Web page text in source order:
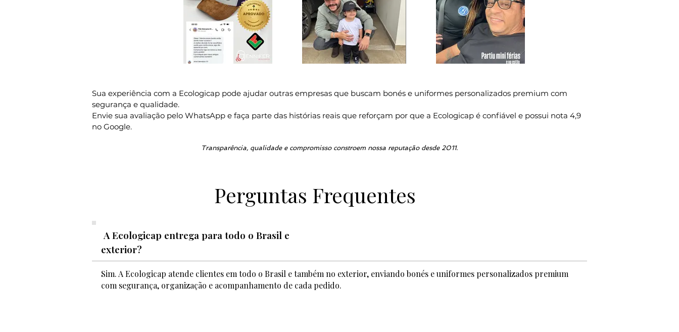
Sua experiência com a Ecologicap pode ajudar outras empresas que buscam bonés e uniformes personalizados premium com
segurança e qualidade.
Envie sua avaliação pelo WhatsApp e faça parte das histórias reais que reforçam por que a Ecologicap é confiável e possui nota 4,9
no Google.
Transparência, qualidade e compromisso constroem nossa reputação desde 2011.
Perguntas Frequentes
A Ecologicap entrega para todo o Brasil e
exterior?
Sim. A Ecologicap atende clientes em todo o Brasil e também no exterior, enviando bonés e uniformes personalizados premium
com segurança, organização e acompanhamento de cada pedido.